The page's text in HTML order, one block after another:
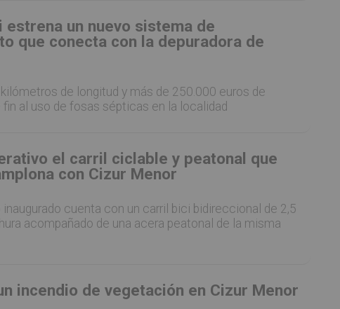
estrena un nuevo sistema de
que conecta con la depuradora de
kilómetros de longitud y más de 250.000 euros de
fin al uso de fosas sépticas en la localidad
el carril ciclable y peatonal que
con Cizur Menor
inaugurado cuenta con un carril bici bidireccional de 2,5
acompañado de una acera peatonal de la misma
incendio de vegetación en Cizur Menor